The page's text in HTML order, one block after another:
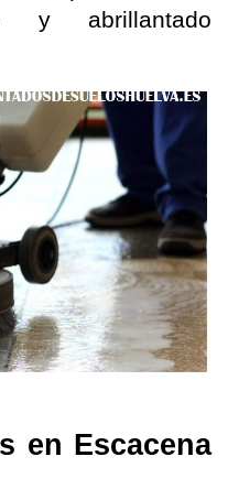
y abrillantado
en Escacena